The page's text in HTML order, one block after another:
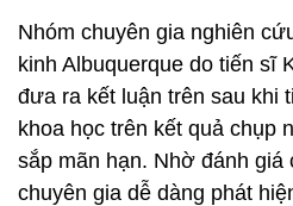
Nhóm chuyên gia nghiên
kinh Albuquerque do tiến sĩ
đưa ra kết luận trên sau khi
khoa học trên kết quả chụp
sắp mãn hạn. Nhờ đánh giá
chuyên gia dễ dàng phát